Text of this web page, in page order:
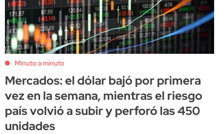
Minuto a minuto
Mercados: el dólar bajó por primera
vez en la semana, mientras el riesgo
país volvió a subir y perforó las 450
unidades